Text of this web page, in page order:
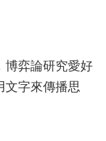
博弈論研究愛好
文字來傳播思